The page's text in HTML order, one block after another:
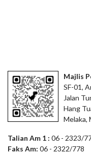
Majlis
SF-01,
Jalan
Hang
Melaka,
Talian Am 1 : 06 - 2323/
Faks Am: 06 - 2322/778